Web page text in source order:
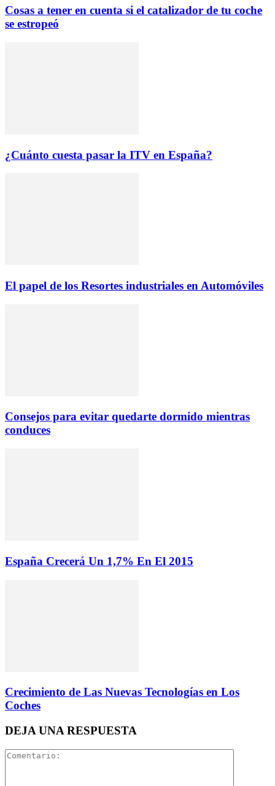
Cosas a tener en cuenta si el catalizador de tu coche
se estropeó
¿Cuánto cuesta pasar la ITV en España?
El papel de los Resortes industriales en Automóviles
Consejos para evitar quedarte dormido mientras
conduces
España Crecerá Un 1,7% En El 2015
Crecimiento de Las Nuevas Tecnologías en Los
Coches
DEJA UNA RESPUESTA